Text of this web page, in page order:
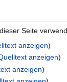
Seite
anzeigen)
anzeigen)
anzeigen)